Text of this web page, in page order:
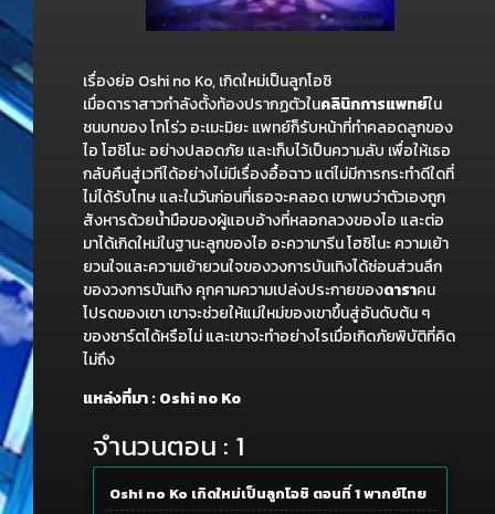
เรื่องย่อ Oshi no Ko, เกิดใหม่เป็นลูกโอชิ
เมื่อดาราสาวกำลังตั้งท้องปรากฏตัวในคลินิกการแพทย์ใน
ชนบทของ โกโร่ว อะเมะมิยะ แพทย์ก็รับหน้าที่ทำคลอดลูกของ
ไอ โฮชิโนะ อย่างปลอดภัย และเก็บไว้เป็นความลับ เพื่อให้เธอ
กลับคืนสู่เวทีได้อย่างไม่มีเรื่องอื้อฉาว แต่ไม่มีการกระทำดีใดที่
ไม่ได้รับโทษ และในวันก่อนที่เธอจะคลอด เขาพบว่าตัวเองถูก
สังหารด้วยน้ำมือของผู้แอบอ้างที่หลอกลวงของไอ และต่อ
มาได้เกิดใหม่ในฐานะลูกของไอ อะความารีน โฮชิโนะ ความเย้า
ยวนใจและความเย้ายวนใจของวงการบันเทิงได้ซ่อนส่วนลึก
ของวงการบันเทิง คุกคามความเปล่งประกายของดาราคน
โปรดของเขา เขาจะช่วยให้แม่ใหม่ของเขาขึ้นสู่อันดับต้น ๆ
ของชาร์ตได้หรือไม่ และเขาจะทำอย่างไรเมื่อเกิดภัยพิบัติที่คิด
ไม่ถึง
แหล่งที่มา : Oshi no Ko
จำนวนตอน : 1
Oshi no Ko เกิดใหม่เป็นลูกโอชิ ตอนที่ 1 พากย์ไทย